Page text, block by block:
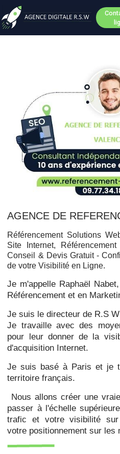
AGENCE DE
Référencement Solutions
Site Internet,
Conseil & Devis Gratuit -
de votre Visibilité en Ligne.
Je m'appelle Raphaël
Référencement et en
Je suis le directeur de R.S
Je travaille avec des
pour leur donner de la
d'acquisition Internet.
Je suis basé à Paris et je
territoire français.
Nous allons créer une
passer à l'échelle
trafic et votre visibilité sur
votre positionnement sur les